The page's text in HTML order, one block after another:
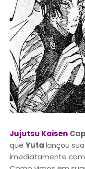
Jujutsu Kaisen
que Yutalançou
imediatamente